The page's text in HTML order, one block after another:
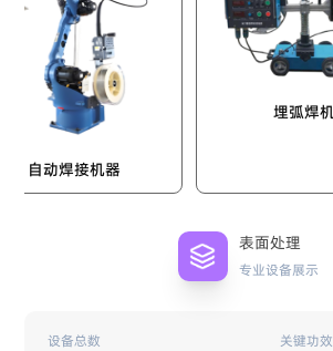
机器
表面处理
专业设备展示
设备总数 关键功效